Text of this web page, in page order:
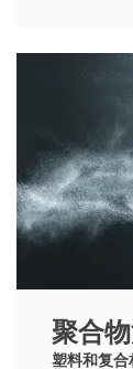
聚合
塑料和复合